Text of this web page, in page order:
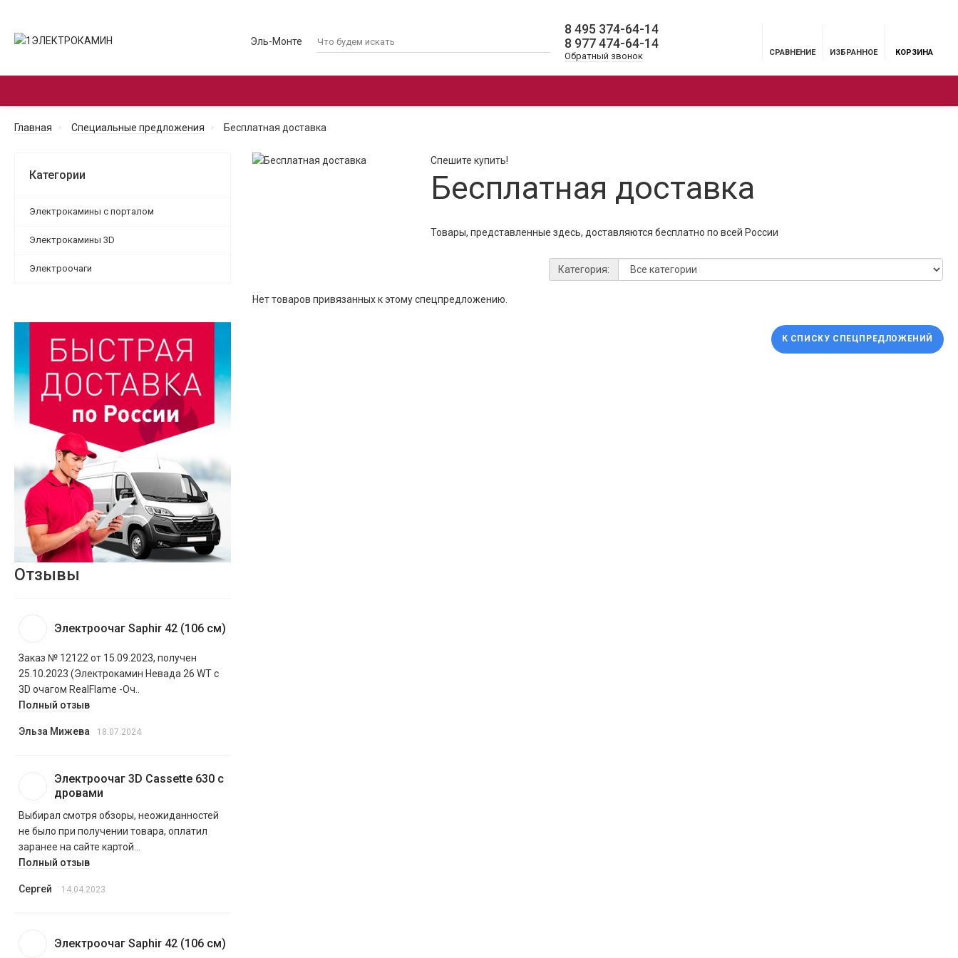
8 495 374-64-14
8 977 474-64-14
Обратный звонок
Эль-Монте
СРАВНЕНИЕ ИЗБРАННОЕ КОРЗИНА
Главная Специальные предложения Бесплатная доставка
Категории
Электрокамины с порталом
Электрокамины 3D
Электроочаги
Отзывы
Электроочаг Saphir 42 (106 см)
Заказ № 12122 от 15.09.2023, получен
25.10.2023 (Электрокамин Невада 26 WT с
3D очагом RealFlame -Оч..
Полный отзыв
Эльза Мижева 18.07.2024
Электроочаг 3D Cassette 630 с
дровами
Выбирал смотря обзоры, неожиданностей
не было при получении товара, оплатил
заранее на сайте картой...
Полный отзыв
Сергей 14.04.2023
Электроочаг Saphir 42 (106 см)
Спешите купить!
Бесплатная доставка
Товары, представленные здесь, доставляются бесплатно по всей России
Категория:
Нет товаров привязанных к этому спецпредложению.
К СПИСКУ СПЕЦПРЕДЛОЖЕНИЙ